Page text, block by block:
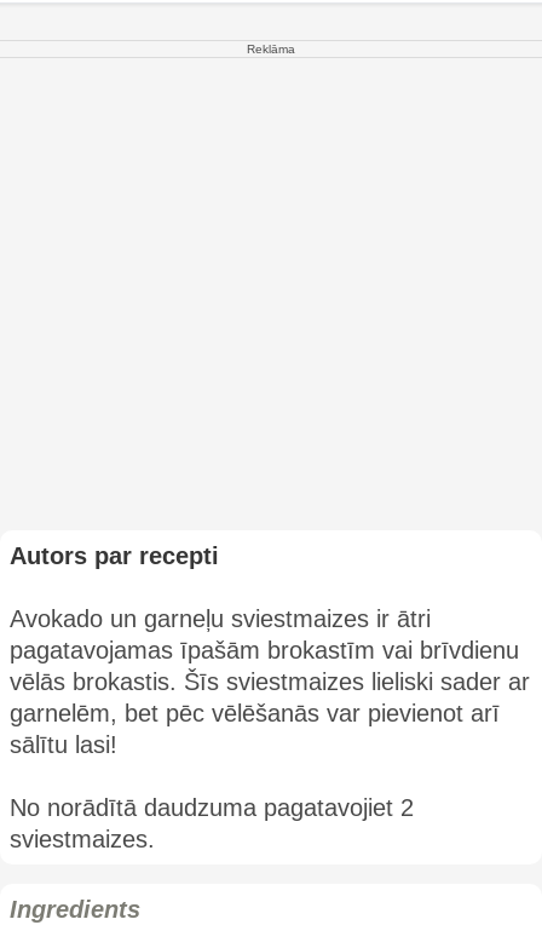
Reklāma
Autors par recepti
Avokado un garneļu sviestmaizes ir ātri
pagatavojamas īpašām brokastīm vai brīvdienu
vēlās brokastis. Šīs sviestmaizes lieliski sader ar
garnelēm, bet pēc vēlēšanās var pievienot arī
sālītu lasi!
No norādītā daudzuma pagatavojiet 2
sviestmaizes.
Ingredients